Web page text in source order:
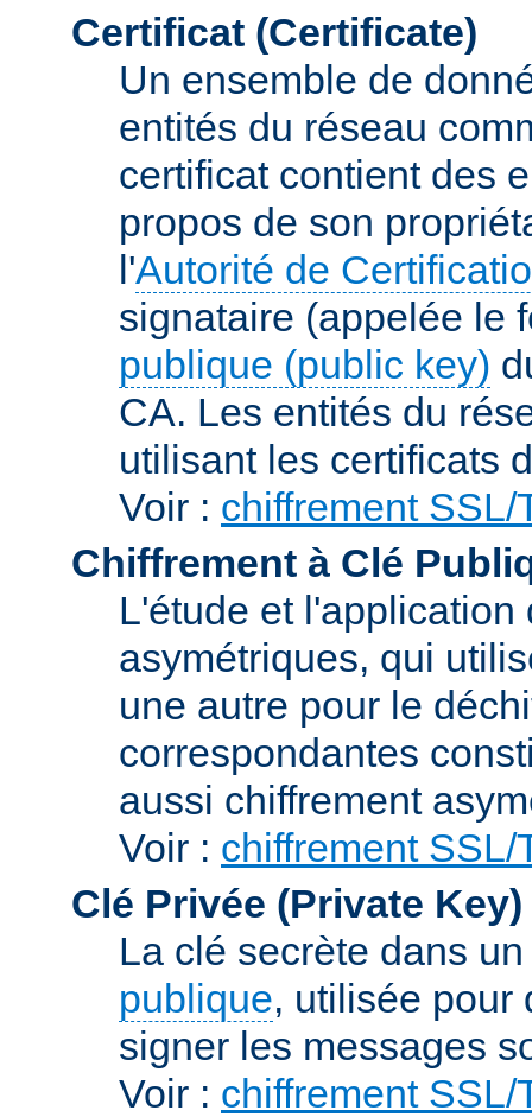
Certificat (Certificate)
Un ensemble de
entités du réseau
certificat contient des
propos de son
l'Autorité de
signataire (appelée le
publique (public key)
CA. Les entités du
utilisant les certificats
Voir : chiffrement SSL/
Chiffrement à Clé
L'étude et
asymétriques, qui
une autre pour le
correspondantes
aussi chiffrement
Voir : chiffrement SSL/
Clé Privée (Private Key)
La clé secrète dans
publique, utilisée pour
signer les messages
Voir : chiffrement SSL/